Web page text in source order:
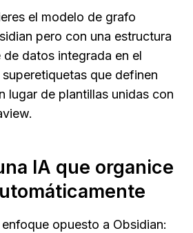
el modelo de grafo
pero con una estructura
de datos integrada en el
que definen
lugar de plantillas unidas con
IA que organice
opuesto a Obsidian: